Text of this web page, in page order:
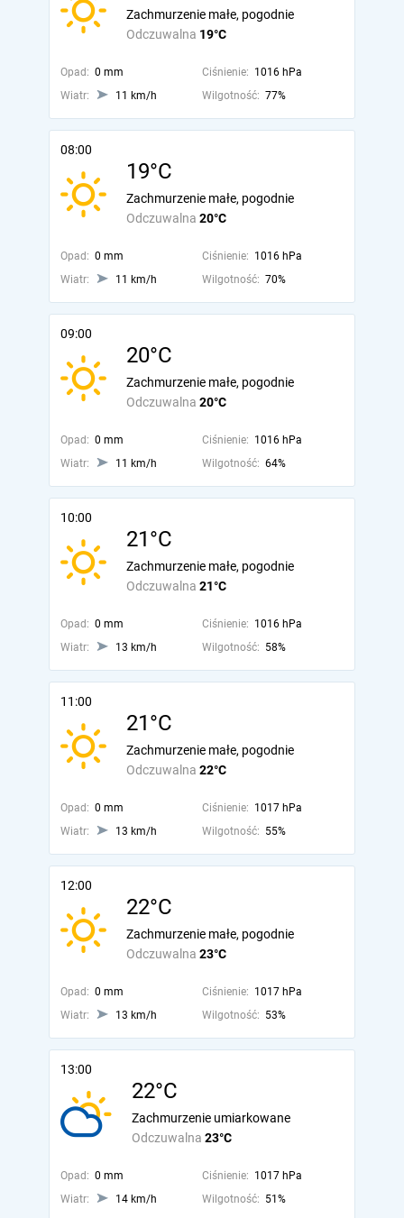
Odczuwalna 19°C
Zachmurzenie małe, pogodnie
Opad: 0 mm Ciśnienie: 1016 hPa
Wiatr:
11 km/h Wilgotność: 77%
08:00
19°C
Odczuwalna 20°C
Zachmurzenie małe, pogodnie
Opad: 0 mm Ciśnienie: 1016 hPa
Wiatr:
11 km/h Wilgotność: 70%
09:00
20°C
Odczuwalna 20°C
Zachmurzenie małe, pogodnie
Opad: 0 mm Ciśnienie: 1016 hPa
Wiatr:
11 km/h Wilgotność: 64%
10:00
21°C
Odczuwalna 21°C
Zachmurzenie małe, pogodnie
Opad: 0 mm Ciśnienie: 1016 hPa
Wiatr:
13 km/h Wilgotność: 58%
11:00
21°C
Odczuwalna 22°C
Zachmurzenie małe, pogodnie
Opad: 0 mm Ciśnienie: 1017 hPa
Wiatr:
13 km/h Wilgotność: 55%
12:00
22°C
Odczuwalna 23°C
Zachmurzenie małe, pogodnie
Opad: 0 mm Ciśnienie: 1017 hPa
Wiatr:
13 km/h Wilgotność: 53%
13:00
22°C
Odczuwalna 23°C
Zachmurzenie umiarkowane
Opad: 0 mm Ciśnienie: 1017 hPa
Wiatr:
14 km/h Wilgotność: 51%